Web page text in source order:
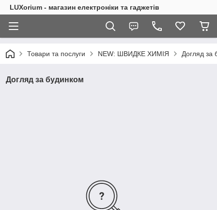
LUXorium - магазин електроніки та гаджетів
Товари та послуги NEW: ШВИДКЕ ХИМІЯ Догляд за
Догляд за будинком